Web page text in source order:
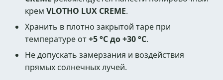
кремVLOTHO LUX CREME.
Хранить в плотно закрытой таре при
температуре от+5 °C до +30 °C.
Не допускать замерзания и воздействия
прямых солнечных лучей.